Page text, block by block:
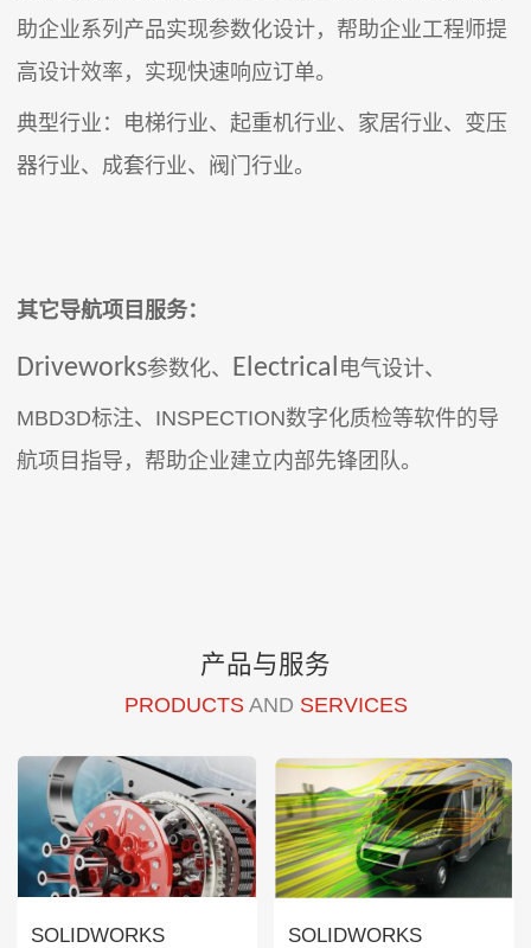
助企业系列产品实现参数化设计，帮助企业工程师提
高设计效率，实现快速响应订单。
典型行业：电梯行业、起重机行业、家居行业、变压
器行业、成套行业、阀门行业。
其它导航项目服务：
Driveworks参数化、 Electrical 电气设计、
MBD3D标注、INSPECTION数字化质检等软件的导
航项目指导，帮助企业建立内部先锋团队。
产品与服务
PRODUCTSAND SERVICES
SOLIDWORKS
SOLIDWORKS